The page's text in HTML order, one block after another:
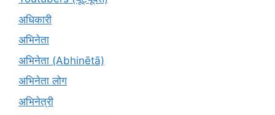
अधिकारी
अभिनेता
अभिनेता (Abhinētā)
अभिनेता लोग
अभिनेत्री